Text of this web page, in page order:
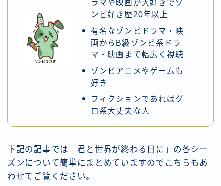
ラマや映画が大好きでゾ
ンビ好き歴20年以上
有名なゾンビドラマ・映
画からB級ゾンビ系ドラ
マ・映画まで幅広く視聴
ゾンビアニメやゲームも
好き
フィクションであればグ
ロ系大丈夫な人
下記の記事では「君と世界が終わる日に」の各シー
ズンについて簡単にまとめていますのでこちらもあ
わせてご覧ください。